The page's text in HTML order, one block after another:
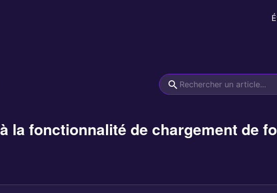
la fonctionnalité de chargement de